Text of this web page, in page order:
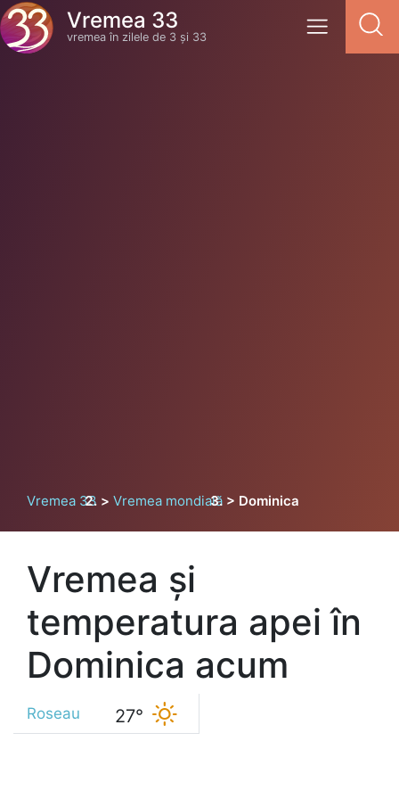
Vremea 33
vremea în zilele de 3 și 33
Vremea 33 Vremea mondială Dominica
Vremea și
temperatura apei în
Dominica acum
Roseau 27°